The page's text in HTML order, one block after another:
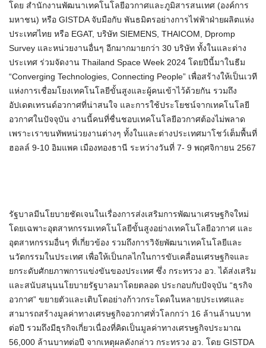
โดย สำนักงานพัฒนาเทคโนโลยีอวกาศและภูมิสารสนเทศ (องค์การ
มหาชน) หรือ GISTDA จับมือกับ พันธมิตรอย่างการไฟฟ้าฝ่ายผลิตแห่ง
ประเทศไทย หรือ EGAT, บริษัท SIEMENS, THAICOM, Dpromp
Survey และหน่วยงานอื่นๆ อีกมากมายกว่า 30 บริษัท ทั้งในและต่าง
ประเทศ ร่วมจัดงาน Thailand Space Week 2024 โดยปีนี้มาในธีม
“Converging Technologies, Connecting People” เพื่อสร้างให้เป็นเวที
แห่งการเชื่อมโยงเทคโนโลยีขั้นสูงและผู้คนเข้าไว้ด้วยกัน รวมถึง
อัปเดตเทรนด์อวกาศที่น่าสนใจ และการใช้ประโยชน์จากเทคโนโลยี
อวกาศในปัจจุบัน งานนี้คนที่ชื่นชอบเทคโนโลยีอวกาศต้องไม่พลาด
เพราะเราขนทัพหน่วยงานต่างๆ ทั้งในและต่างประเทศมาโชว์เต็มพื้นที่
ฮอลล์ 9-10 อิมแพค เมืองทองธานี ระหว่างวันที่ 7- 9 พฤศจิกายน 2567
รัฐบาลมีนโยบายชัดเจนในเรื่องการส่งเสริมการพัฒนาเศรษฐกิจใหม่
โดยเฉพาะอุตสาหกรรมเทคโนโลยีขั้นสูงอย่างเทคโนโลยีอวกาศ และ
อุตสาหกรรมอื่นๆ ที่เกี่ยวข้อง รวมถึงการวิจัยพัฒนาเทคโนโลยีและ
นวัตกรรมในประเทศ เพื่อให้เป็นกลไกในการขับเคลื่อนเศรษฐกิจและ
ยกระดับศักยภาพการแข่งขันของประเทศ ซึ่ง กระทรวง อว. ได้ส่งเสริม
และสนับสนุนนโยบายรัฐบาลมาโดยตลอด ประกอบกับปัจจุบัน “ธุรกิจ
อวกาศ” ขยายตัวและเติบโตอย่างก้าวกระโดดในหลายประเทศและ
สามารถสร้างมูลค่าทางเศรษฐกิจอวกาศทั่วโลกกว่า 16 ล้านล้านบาท
ต่อปี รวมถึงมีธุรกิจเกี่ยวเนื่องที่คิดเป็นมูลค่าทางเศรษฐกิจประมาณ
56,000 ล้านบาทต่อปี จากเหตุผลดังกล่าว กระทรวง อว. โดย GISTDA